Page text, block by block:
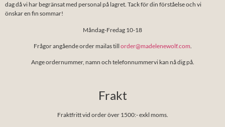
dag då vi har begränsat med personal på lagret. Tack för din förståelse och vi
önskar en fin sommar!
Måndag-Fredag 10-18
Frågor angående order mailas till order@madelenewolf.com.
Ange ordernummer, namn och telefonnummervi kan nå dig på.
Frakt
Fraktfritt vid order över 1500:- exkl moms.